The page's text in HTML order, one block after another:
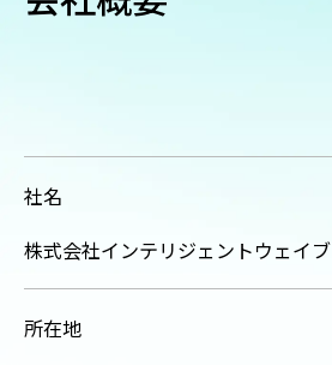
社名
株式会社インテリジェントウェイブ
所在地